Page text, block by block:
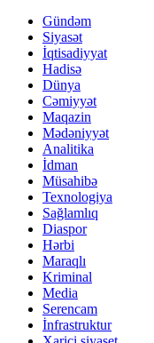
Gündəm
Siyasət
İqtisadiyyat
Hadisə
Dünya
Cəmiyyət
Maqazin
Mədəniyyət
Analitika
İdman
Müsahibə
Texnologiya
Sağlamlıq
Diaspor
Hərbi
Maraqlı
Kriminal
Media
Serencam
İnfrastruktur